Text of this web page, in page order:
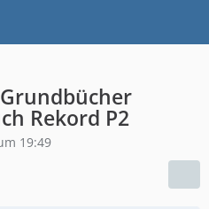
Rekord P2
19:49